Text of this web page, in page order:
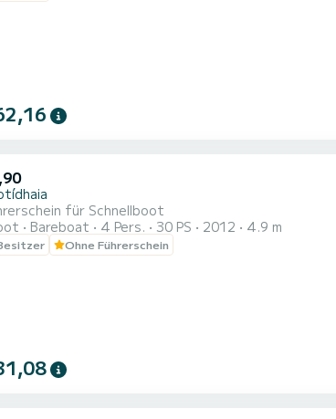
für Schnellboot
Bareboat 4 Pers. 30 PS 2012 4.9 m
Ohne Führerschein